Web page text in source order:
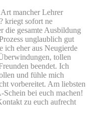
mancher Lehrer
kriegt sofort ne
die gesamte Ausbildung
unglaublich gut
ich eher aus Neugierde
tollen
beendet. Ich
und fühle mich
vorbereitet. Am liebsten
Schein bei euch machen!
zu euch aufrecht